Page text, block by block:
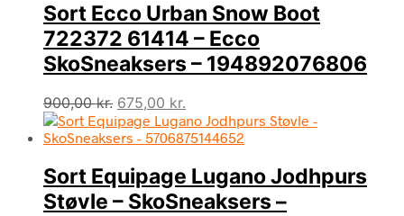
Sort Ecco Urban Snow Boot
722372 61414 – Ecco
SkoSneaksers – 194892076806
900,00kr. Den
oprindelige
pris
900,00 kr..
675,00 kr.
aktuelle
pris
675,00 kr..
Sort Equipage Lugano Jodhpurs
Støvle – SkoSneaksers –